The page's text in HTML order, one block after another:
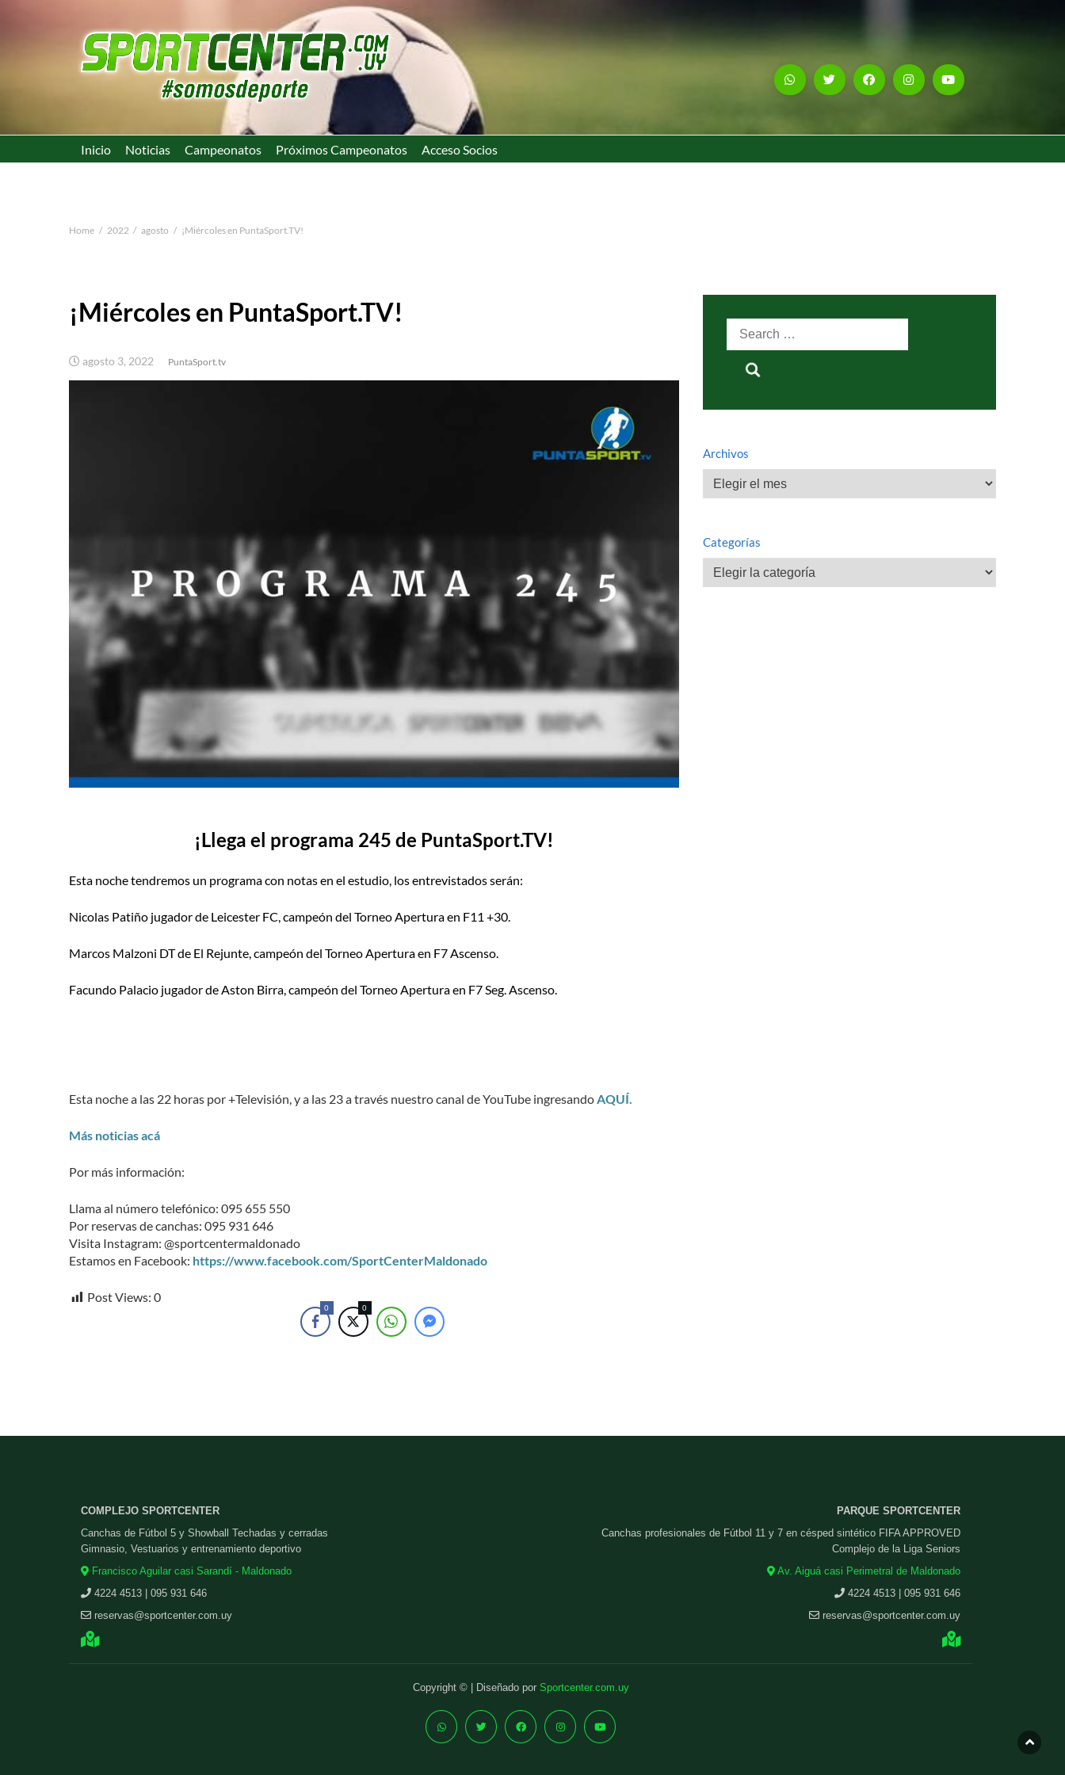
Inicio Noticias Campeonatos Próximos Campeonatos Acceso Socios
Home 2022 agosto ¡Miércoles en PuntaSport.TV!
¡Miércoles en PuntaSport.TV!
agosto 3, 2022 PuntaSport.tv
¡Llega el programa 245 de PuntaSport.TV!
Esta noche tendremos un programa con notas en el estudio, los entrevistados serán:
Nicolas Patiño jugador de Leicester FC, campeón del Torneo Apertura en F11 +30.
Marcos Malzoni DT de El Rejunte, campeón del Torneo Apertura en F7 Ascenso.
Facundo Palacio jugador de Aston Birra, campeón del Torneo Apertura en F7 Seg. Ascenso.
Esta noche a las 22 horas por +Televisión, y a las 23 a través nuestro canal de YouTube ingresandoAQUÍ.
Más noticias acá
Por más información:
Llama al número telefónico: 095 655 550
Por reservas de canchas: 095 931 646
Visita Instagram: @sportcentermaldonado
Estamos en Facebook: https://www.facebook.com/SportCenterMaldonado
Post Views: 0
0 0
Search
for:
Archivos
Archivos
Categorías
Categorías
COMPLEJO SPORTCENTER
Canchas de Fútbol 5 y Showball Techadas y cerradas
Gimnasio, Vestuarios y entrenamiento deportivo
Francisco Aguilar casi Sarandí - Maldonado
4224 4513 | 095 931 646
reservas@sportcenter.com.uy
PARQUE SPORTCENTER
Canchas profesionales de Fútbol 11 y 7 en césped sintético FIFA APPROVED
Complejo de la Liga Seniors
Av. Aiguá casi Perimetral de Maldonado
4224 4513 | 095 931 646
reservas@sportcenter.com.uy
Copyright © | Diseñado por Sportcenter.com.uy